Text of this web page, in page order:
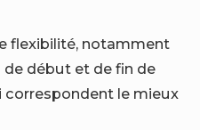
flexibilité, notamment
de début et de fin de
correspondent le mieux